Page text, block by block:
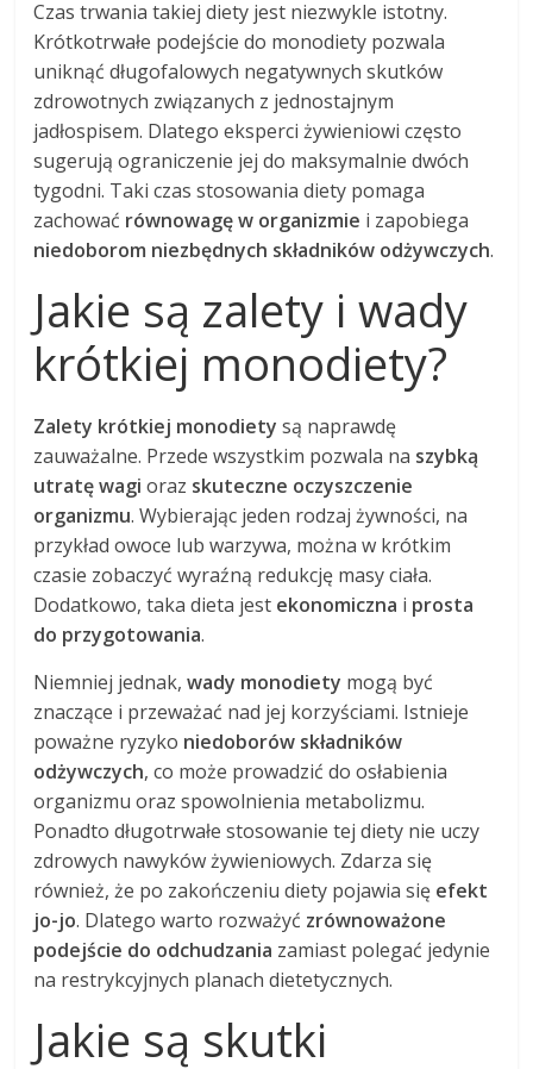
Czas trwania takiej diety jest niezwykle istotny.
Krótkotrwałe podejście do monodiety pozwala
uniknąć długofalowych negatywnych skutków
zdrowotnych związanych z jednostajnym
jadłospisem. Dlatego eksperci żywieniowi często
sugerują ograniczenie jej do maksymalnie dwóch
tygodni. Taki czas stosowania diety pomaga
zachować równowagę w organizmie i zapobiega
niedoborom niezbędnych składników odżywczych.
Jakie są zalety i wady
krótkiej monodiety?
Zalety krótkiej monodiety są naprawdę
zauważalne. Przede wszystkim pozwala na szybką
utratę wagi oraz skuteczne oczyszczenie
organizmu. Wybierając jeden rodzaj żywności, na
przykład owoce lub warzywa, można w krótkim
czasie zobaczyć wyraźną redukcję masy ciała.
Dodatkowo, taka dieta jest ekonomiczna i prosta
do przygotowania.
Niemniej jednak,wady monodiety mogą być
znaczące i przeważać nad jej korzyściami. Istnieje
poważne ryzyko niedoborów składników
odżywczych, co może prowadzić do osłabienia
organizmu oraz spowolnienia metabolizmu.
Ponadto długotrwałe stosowanie tej diety nie uczy
zdrowych nawyków żywieniowych. Zdarza się
również, że po zakończeniu diety pojawia się efekt
jo-jo. Dlatego warto rozważyć zrównoważone
podejście do odchudzania zamiast polegać jedynie
na restrykcyjnych planach dietetycznych.
Jakie są skutki